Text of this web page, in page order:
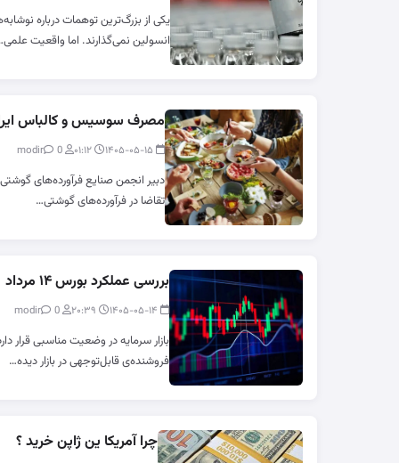
یکی از بزرگ‌ترین توهمات درباره
انسولین نمی‌گذارند. اما واقعیت
مصرف سوسیس و کالباس
۱۴۰۵-۰۵-۱۵ ۰۱:۱۲ modir
0
تقاضا در فرآورده‌های گوشتی…
بررسی عملکرد بورس ۱۴ مرداد
modir
0
بازار سرمایه در وضعیت مناسبی
فروشنده‌ی قابل‌توجهی در بازار دیده…
چرا آمریکا ین ژاپن خرید ؟